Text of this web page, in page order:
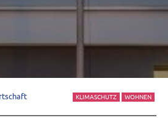
KLIMASCHUTZ WOHNEN